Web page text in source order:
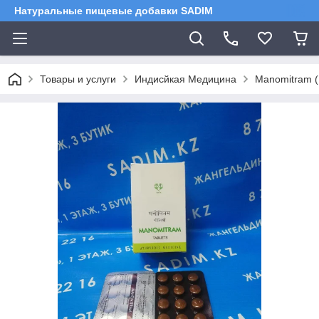
Натуральные пищевые добавки SADIM
Товары и услуги Индисйкая Медицина Manomitram